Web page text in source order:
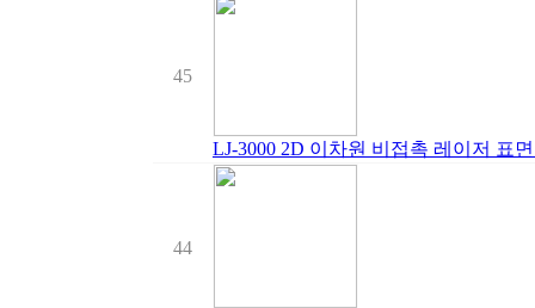
45
LJ-3000 2D 이차원 비접촉 레이저 표
44